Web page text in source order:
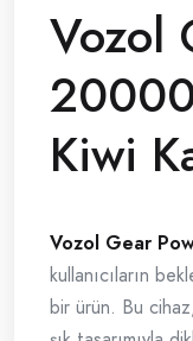
Vozol
Kiwi
Vozol Gear
kullanıcıların
bir ürün. Bu